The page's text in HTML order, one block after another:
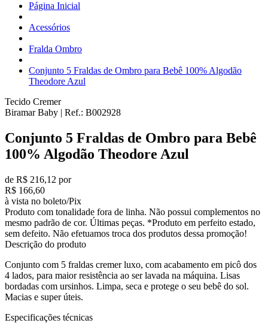
Página Inicial
Acessórios
Fralda Ombro
Conjunto 5 Fraldas de Ombro para Bebê 100% Algodão
Theodore Azul
Tecido Cremer
Biramar Baby | Ref.: B002928
Conjunto 5 Fraldas de Ombro para Bebê
100% Algodão Theodore Azul
de R$ 216,12 por
R$ 166,60
à vista no boleto/Pix
Produto com tonalidade fora de linha. Não possui complementos no
mesmo padrão de cor. Últimas peças. *Produto em perfeito estado,
sem defeito. Não efetuamos troca dos produtos dessa promoção!
Descrição do produto
Conjunto com 5 fraldas cremer luxo, com acabamento em picô dos
4 lados, para maior resistência ao ser lavada na máquina. Lisas
bordadas com ursinhos. Limpa, seca e protege o seu bebê do sol.
Macias e super úteis.
Especificações técnicas